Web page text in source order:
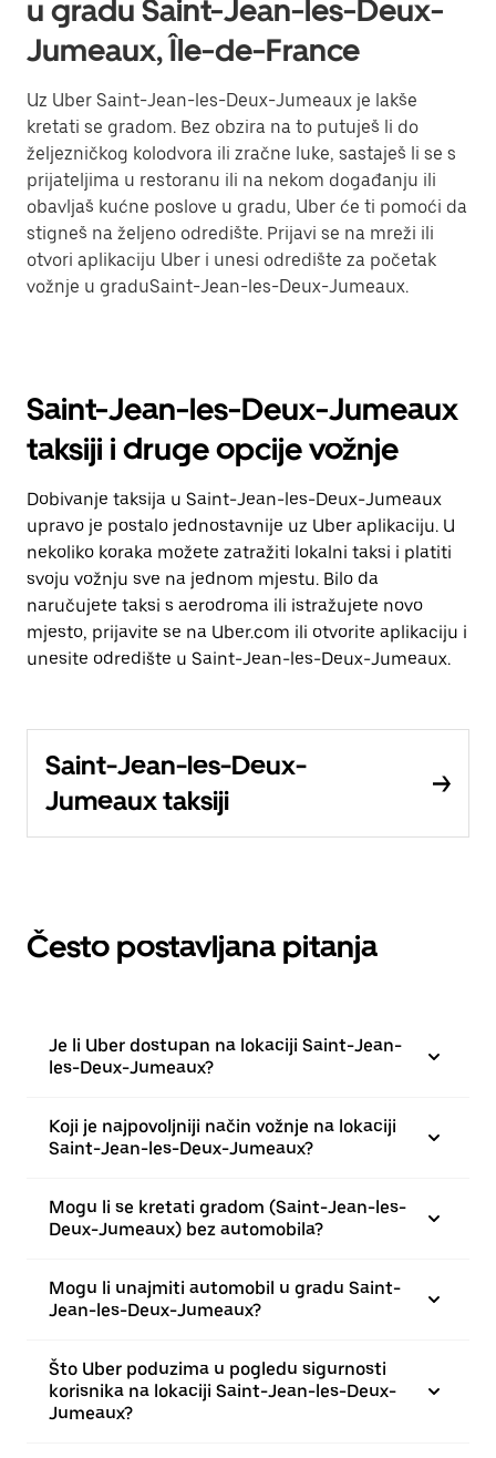
u gradu Saint-Jean-les-Deux-
Jumeaux, Île-de-France
Uz Uber Saint-Jean-les-Deux-Jumeaux je lakše
kretati se gradom. Bez obzira na to putuješ li do
željezničkog kolodvora ili zračne luke, sastaješ li se s
prijateljima u restoranu ili na nekom događanju ili
obavljaš kućne poslove u gradu, Uber će ti pomoći da
stigneš na željeno odredište. Prijavi se na mreži ili
otvori aplikaciju Uber i unesi odredište za početak
vožnje u graduSaint-Jean-les-Deux-Jumeaux.
Saint-Jean-les-Deux-Jumeaux
taksiji i druge opcije vožnje
Dobivanje taksija u Saint-Jean-les-Deux-Jumeaux
upravo je postalo jednostavnije uz Uber aplikaciju. U
nekoliko koraka možete zatražiti lokalni taksi i platiti
svoju vožnju sve na jednom mjestu. Bilo da
naručujete taksi s aerodroma ili istražujete novo
mjesto, prijavite se na Uber.com ili otvorite aplikaciju i
unesite odredište u Saint-Jean-les-Deux-Jumeaux.
Saint-Jean-les-Deux-
Jumeaux taksiji
Često postavljana pitanja
Je li Uber dostupan na lokaciji Saint-Jean-
les-Deux-Jumeaux?
Koji je najpovoljniji način vožnje na lokaciji
Saint-Jean-les-Deux-Jumeaux?
Mogu li se kretati gradom (Saint-Jean-les-
Deux-Jumeaux) bez automobila?
Mogu li unajmiti automobil u gradu Saint-
Jean-les-Deux-Jumeaux?
Što Uber poduzima u pogledu sigurnosti
korisnika na lokaciji Saint-Jean-les-Deux-
Jumeaux?